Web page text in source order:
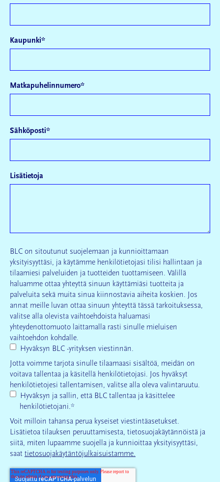
Kaupunki*
Matkapuhelinnumero*
Sähköposti*
Lisätietoja
BLC on sitoutunut suojelemaan ja kunnioittamaan
yksityisyyttäsi, ja käytämme henkilötietojasi tilisi hallintaan ja
tilaamiesi palveluiden ja tuotteiden tuottamiseen. Välillä
haluamme ottaa yhteyttä sinuun käyttämiäsi tuotteita ja
palveluita sekä muita sinua kiinnostavia aiheita koskien. Jos
annat meille luvan ottaa sinuun yhteyttä tässä tarkoituksessa,
valitse alla olevista vaihtoehdoista haluamasi
yhteydenottomuoto laittamalla rasti sinulle mieluisen
vaihtoehdon kohdalle.
Hyväksyn BLC -yrityksen viestinnän.
Jotta voimme tarjota sinulle tilaamaasi sisältöä, meidän on
voitava tallentaa ja käsitellä henkilötietojasi. Jos hyväksyt
henkilötietojesi tallentamisen, valitse alla oleva valintaruutu.
Hyväksyn ja sallin, että BLC tallentaa ja käsittelee
henkilötietojani.*
Voit milloin tahansa perua kyseiset viestintäasetukset.
Lisätietoa tilauksen peruuttamisesta, tietosuojakäytännöistä ja
siitä, miten lupaamme suojella ja kunnioittaa yksityisyyttäsi,
saat tietosuojakäytäntöjulkaisuistamme.